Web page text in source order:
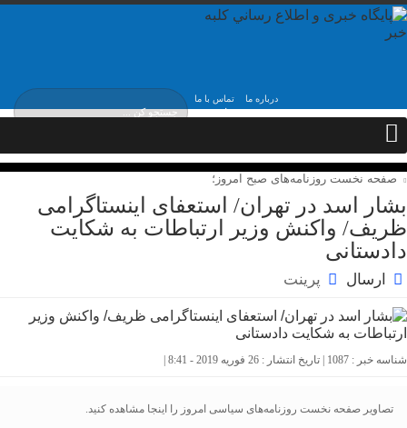
تماس با ما درباره ما
جمعه, ۱۶ مرداد , ۱۴۰۵
صفحه نخست روزنامه‌های صبح امروز؛
بشار اسد در تهران/ استعفای اینستاگرامی
ظریف/ واکنش وزیر ارتباطات به شکایت
دادستانی
ارسال پرینت
شناسه خبر : 1087 | تاریخ انتشار : 26 فوریه 2019 - 8:41 |
تصاویر صفحه نخست روزنامه‌های سیاسی امروز را اینجا مشاهده کنید.